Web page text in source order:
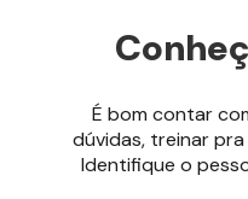
É bom contar
dúvidas, treinar
Identifique o